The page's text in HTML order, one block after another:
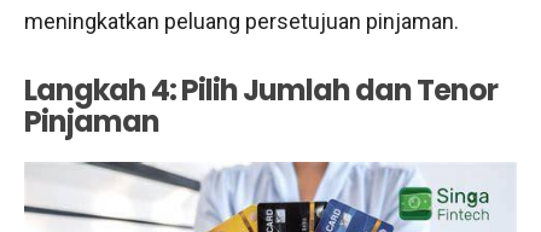
meningkatkan peluang persetujuan pinjaman.
Langkah 4: Pilih Jumlah dan Tenor
Pinjaman